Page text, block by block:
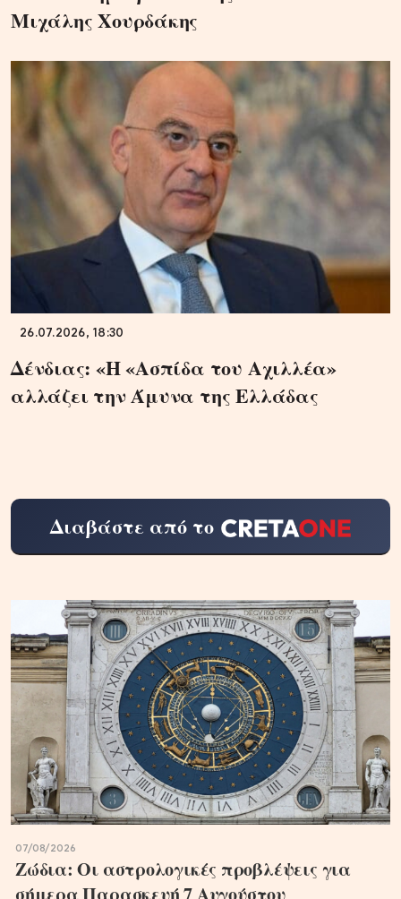
Μιχάλης Χουρδάκης
26.07.2026, 18:30
Δένδιας: «Η «Ασπίδα του Αχιλλέα»
αλλάζει την Άμυνα της Ελλάδας
Διαβάστε από το
07/08/2026
Ζώδια: Οι αστρολογικές προβλέψεις για